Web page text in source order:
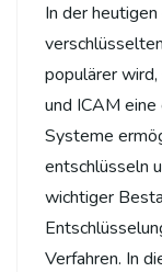
In der
populärer
und ICAM
Systeme
entschlüsseln
wichtiger
Verfahren. In